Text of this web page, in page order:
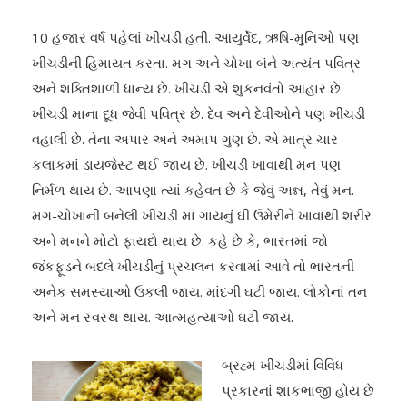
10 હજાર વર્ષ પહેલાં ખીચડી હતી. આયુર્વેદ, ઋષિ-મુુનિઓ પણ
ખીચડીની હિમાયત કરતા. મગ અને ચોખા બંને અત્યંત પવિત્ર
અને શક્તિશાળી ધાન્ય છે. ખીચડી એ શુકનવંતો આહાર છે.
ખીચડી માના દૂધ જેવી પવિત્ર છે. દેવ અને દેવીઓને પણ ખીચડી
વહાલી છે. તેના અપાર અને અમાપ ગુણ છે. એ માત્ર ચાર
કલાકમાં ડાયજેસ્ટ થઈ જાય છે. ખીચડી ખાવાથી મન પણ
નિર્મળ થાય છે. આપણા ત્યાં કહેવત છે કે જેવું અન્ન, તેવું મન.
મગ-ચોખાની બનેલી ખીચડી માં ગાયનું ઘી ઉમેરીને ખાવાથી શરીર
અને મનને મોટો ફાયદો થાય છે. કહે છે કે, ભારતમાં જો
જંકફૂડને બદલે ખીચડીનું પ્રચલન કરવામાં આવે તો ભારતની
અનેક સમસ્યાઓ ઉકલી જાય. માંદગી ઘટી જાય. લોકોનાં તન
અને મન સ્વસ્થ થાય. આત્મહત્યાઓ ઘટી જાય.
બ્રહ્મ ખીચડીમાં વિવિધ
પ્રકારનાં શાકભાજી હોય છે